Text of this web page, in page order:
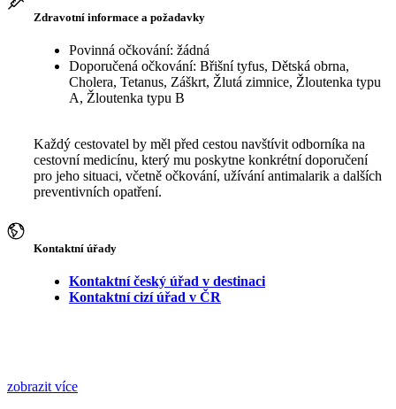
Zdravotní informace a požadavky
Povinná očkování: žádná
Doporučená očkování: Břišní tyfus, Dětská obrna,
Cholera, Tetanus, Záškrt, Žlutá zimnice, Žloutenka typu
A, Žloutenka typu B
Každý cestovatel by měl před cestou navštívit odborníka na
cestovní medicínu, který mu poskytne konkrétní doporučení
pro jeho situaci, včetně očkování, užívání antimalarik a dalších
preventivních opatření.
Kontaktní úřady
Kontaktní český úřad v destinaci
Kontaktní cizí úřad v ČR
zobrazit více